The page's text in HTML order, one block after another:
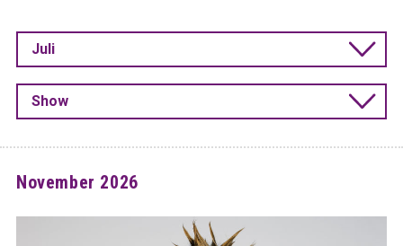
Kontakt Anreise Downloads Raumkonfigurator DE EN
Juli
Show
November 2026